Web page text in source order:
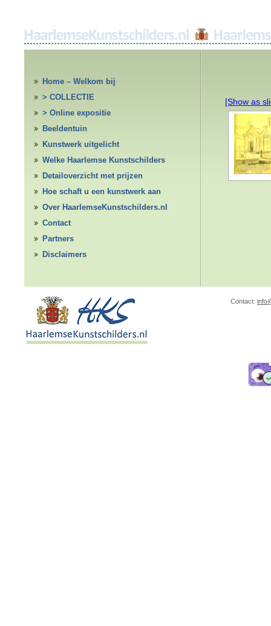
Home – Welkom bij
HaarlemseKunstschilders.nl
> COLLECTIE
> Online expositie
Beeldentuin
Kunstwerk uitgelicht
Welke Haarlemse Kunstschilders
Detailoverzicht met prijzen
Hoe schaft u een kunstwerk aan
Over HaarlemseKunstschilders.nl
Contact
Partners
Disclaimers
[Show as
Contact: